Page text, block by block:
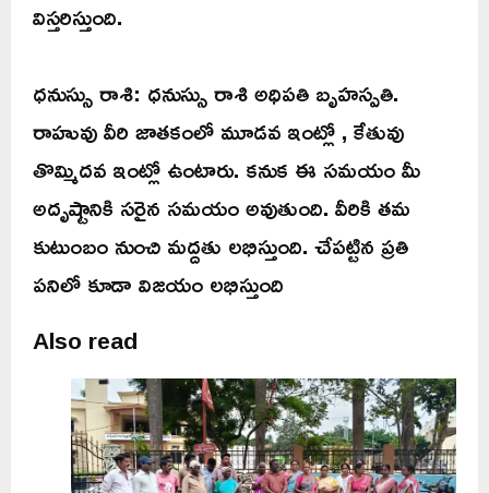
విస్తరిస్తుంది.
ధనుస్సు రాశి: ధనుస్సు రాశి అధిపతి బృహస్పతి.
రాహువు వీరి జాతకంలో మూడవ ఇంట్లో , కేతువు
తొమ్మిదవ ఇంట్లో ఉంటారు. కనుక ఈ సమయం మీ
అదృష్టానికి సరైన సమయం అవుతుంది. వీరికి తమ
కుటుంబం నుంచి మద్దతు లభిస్తుంది. చేపట్టిన ప్రతి
పనిలో కూడా విజయం లభిస్తుంది
Also read